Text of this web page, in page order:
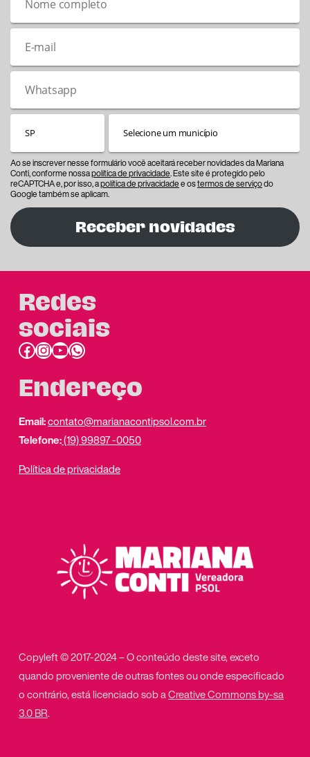
Ao se inscrever nesse formulário você aceitará receber novidades da Mariana
Conti, conforme nossapolítica de privacidade. Este site é protegido pelo
reCAPTCHA e, por isso, apolítica de privacidadee ostermos de serviçodo
Google também se aplicam.
Receber novidades
Redes
sociais
Facebook InstagramYoutube link do whatsapp
Endereço
Email:contato@marianacontipsol.com.br
Telefone:(19) 99897 -0050
Política de privacidade
Copyleft © 2017-2024 – O conteúdo deste site, exceto
quando proveniente de outras fontes ou onde especificado
o contrário, está licenciado sob aCreative Commons by-sa
3.0 BR.